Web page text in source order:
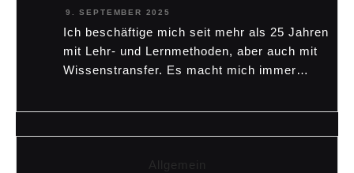
9. SEPTEMBER 2025
Ich beschäftige mich seit mehr als 25 Jahren
mit Lehr- und Lernmethoden, aber auch mit
Wissenstransfer. Es macht mich immer…
Allgemein